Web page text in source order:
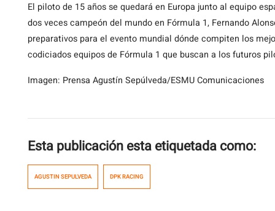
El piloto de 15 años se quedará en Europa junto al equipo
dos veces campeón del mundo en Fórmula 1, Fernando
preparativos para el evento mundial dónde compiten los
codiciados equipos de Fórmula 1 que buscan a los futuros
Imagen: Prensa Agustín Sepúlveda/ESMU Comunicaciones
Esta publicación esta etiquetada como:
AGUSTIN SEPULVEDA DPK RACING